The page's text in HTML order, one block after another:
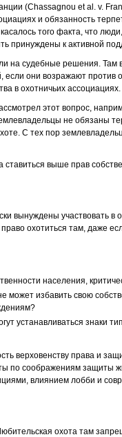
(Chassagnou et al. v.
и обязанность
того факта, что
принуждены к активной
на судебные решения. Там
если они возражают
в охотничьих ассоциациях.
этот вопрос,
не обязаны
С тех пор
выше прав
вынуждены участвовать в
охотиться там, даже
населения,
может избавить свою
устанавливаться знаки
верховенству права и
по соображениям защиты
влиянием лобби и
охота там